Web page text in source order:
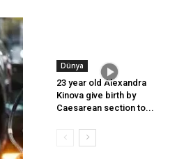
Dünya
23 year old Alexandra
Kinova give birth by
Caesarean section to...